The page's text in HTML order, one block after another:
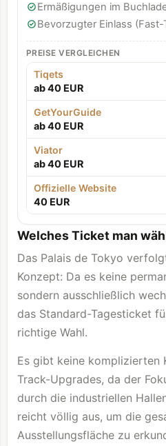
Ermäßigungen im
Bevorzugter Einlass (Fast-
PREISE VERGLEICHEN
Tiqets
ab 40 EUR
GetYourGuide
ab 40 EUR
Viator
ab 40 EUR
Offizielle Website
40 EUR
Welches Ticket man
Das Palais de Tokyo
Konzept: Da es keine
sondern ausschließlich
das Standard-Tagesticket
richtige Wahl.
Es gibt keine komplizierten
Track-Upgrades, da der
durch die industriellen
reicht völlig aus, um die
Ausstellungsfläche zu